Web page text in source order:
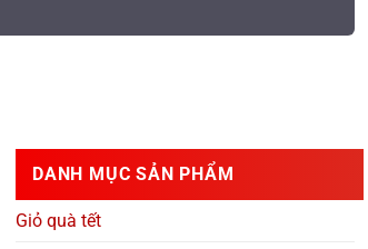
DANH MỤC SẢN PHẨM
Giỏ quà tết